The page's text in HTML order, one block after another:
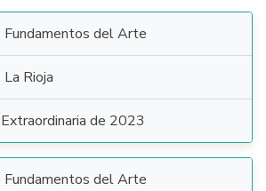
Fundamentos del Arte
La Rioja
Extraordinaria de 2023
Fundamentos del Arte